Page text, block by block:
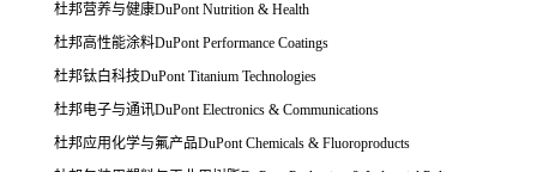
杜邦营养与健康DuPont Nutrition & Health
杜邦高性能涂料DuPont Performance Coatings
杜邦钛白科技DuPont Titanium Technologies
杜邦电子与通讯DuPont Electronics & Communications
杜邦应用化学与氟产品DuPont Chemicals & Fluoroproducts